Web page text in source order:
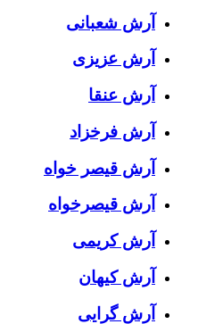
آرش شعبانی
آرش عزیزی
آرش عنقا
آرش فرخزاد
آرش قیصر خواه
آرش قیصرخواه
آرش کریمی
آرش کیهان
آرش گرایی